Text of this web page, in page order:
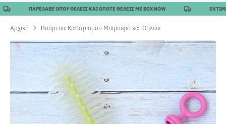
ΠΑΡΕΛΑΒΕ ΟΠΟΥ ΘΕΛΕΙΣ ΚΑΙ ΟΠΟΤΕ ΘΕΛΕΙΣ ΜΕ BOX NOW
Αρχική Βούρτσα Καθαρισμού Μπιμπερό και Θηλών